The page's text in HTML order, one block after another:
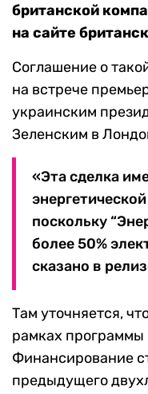
британской
на сайте
Соглашение о
на встрече
украинским
Зеленским в
«Эта сделка
поскольку
более 50%
сказано в
Там уточняется,
рамках программы
Финансирование
предыдущего